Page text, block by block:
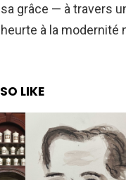
grâce — à travers
heurte à la modernité
LIKE